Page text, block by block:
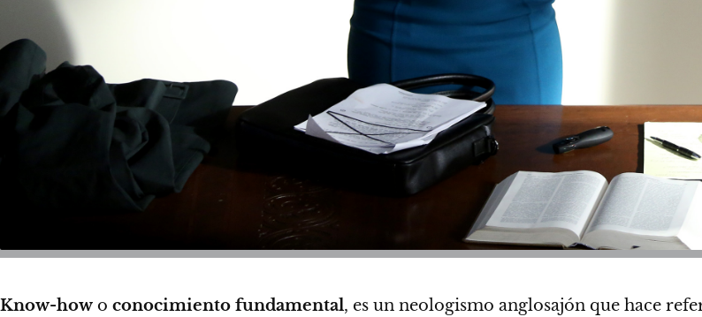
Know-how o conocimiento fundamental, es un neologismo anglosajón que hace